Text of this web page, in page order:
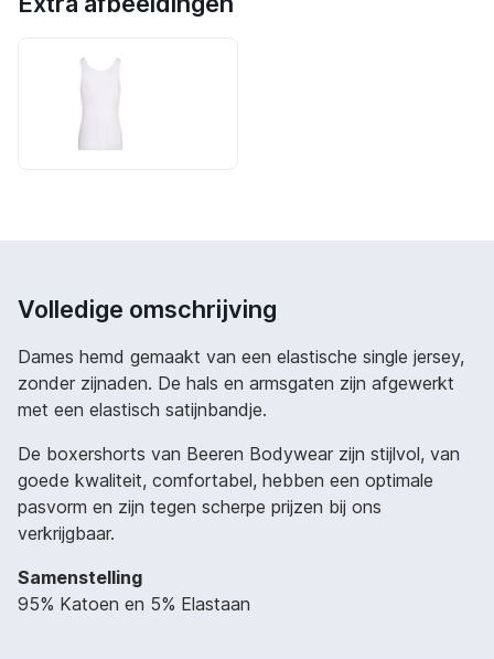
Volledige omschrijving
Dames hemd gemaakt van een elastische single jersey,
zonder zijnaden. De hals en armsgaten zijn afgewerkt
met een elastisch satijnbandje.
De boxershorts van Beeren Bodywear zijn stijlvol, van
goede kwaliteit, comfortabel, hebben een optimale
pasvorm en zijn tegen scherpe prijzen bij ons
verkrijgbaar.
Samenstelling
95% Katoen en 5% Elastaan